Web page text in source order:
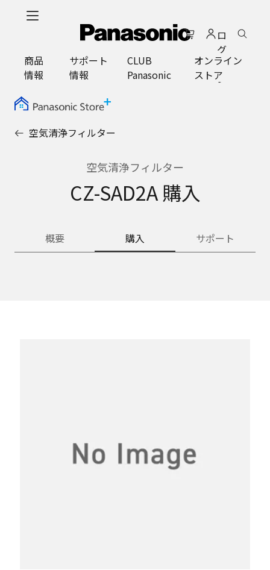
ロ
グ
イ
ン
商品
情報
サポート
情報
CLUB
Panasonic
オンライン
ストア
空気清浄フィルター
空気清浄フィルター
CZ-SAD2A 購入
概要 購入 サポート